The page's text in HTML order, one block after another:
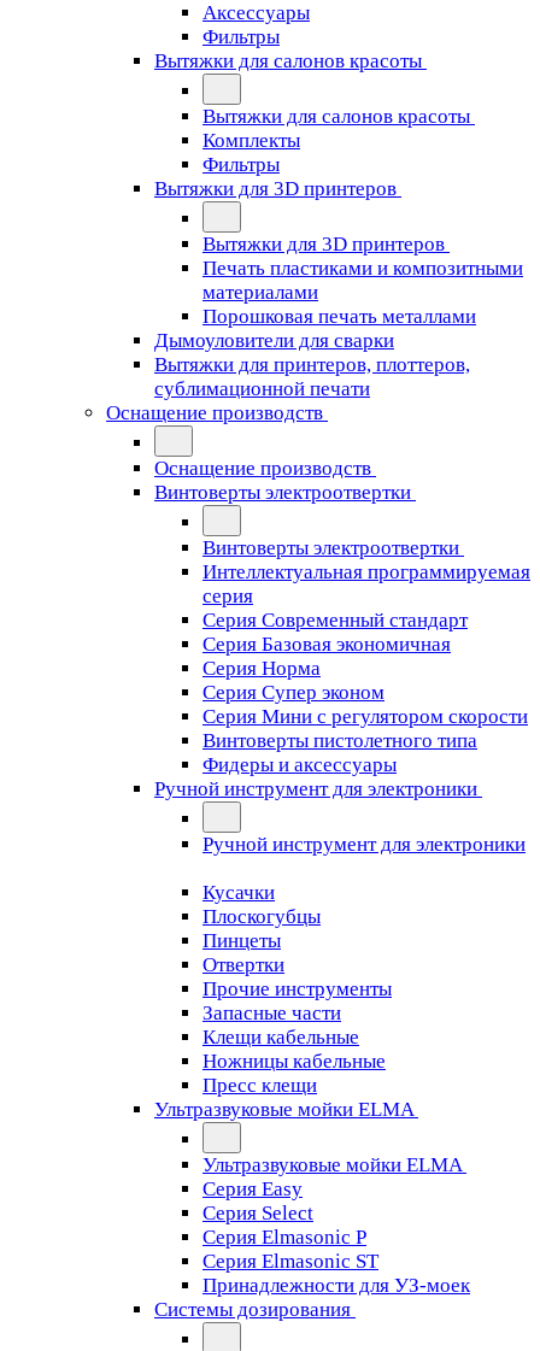
Аксессуары
Фильтры
Вытяжки для салонов красоты
Вытяжки для салонов красоты
Комплекты
Фильтры
Вытяжки для 3D принтеров
Вытяжки для 3D принтеров
Печать пластиками и композитными
материалами
Порошковая печать металлами
Дымоуловители для сварки
Вытяжки для принтеров, плоттеров,
сублимационной печати
Оснащение производств
Оснащение производств
Винтоверты электроотвертки
Винтоверты электроотвертки
Интеллектуальная программируемая
серия
Серия Современный стандарт
Серия Базовая экономичная
Серия Норма
Серия Cупер эконом
Серия Мини с регулятором скорости
Винтоверты пистолетного типа
Фидеры и аксессуары
Ручной инструмент для электроники
Ручной инструмент для электроники
Кусачки
Плоскогубцы
Пинцеты
Отвертки
Прочие инструменты
Запасные части
Клещи кабельные
Ножницы кабельные
Пресс клещи
Ультразвуковые мойки ELMA
Ультразвуковые мойки ELMA
Серия Easy
Серия Select
Серия Elmasonic P
Серия Elmasonic ST
Принадлежности для УЗ-моек
Системы дозирования